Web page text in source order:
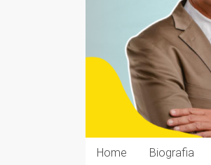
Home Biografia